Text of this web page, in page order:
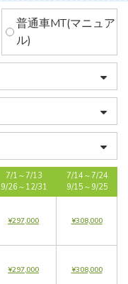
普通車MT(マニュア
ル)
7/1～7/13
9/26～12/31
7/14～7/24
9/15～9/25
¥297,000 ¥308,000
¥297,000 ¥308,000